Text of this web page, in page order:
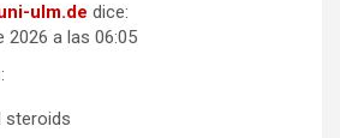
ulm.de dice:
2026 a las 06:05
steroids